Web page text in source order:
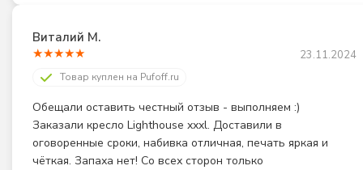
Виталий М.
23.11.2024
★★★★★
Товар куплен на Pufoff.ru
Обещали оставить честный отзыв - выполняем :)
Заказали кресло Lighthouse xxxl. Доставили в
оговоренные сроки, набивка отличная, печать яркая и
чёткая. Запаха нет! Со всех сторон только